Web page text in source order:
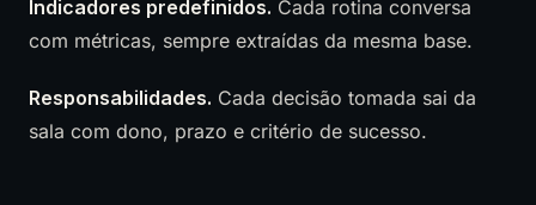
Indicadores predefinidos. Cada rotina conversa
com métricas, sempre extraídas da mesma base.
Responsabilidades. Cada decisão tomada sai da
sala com dono, prazo e critério de sucesso.